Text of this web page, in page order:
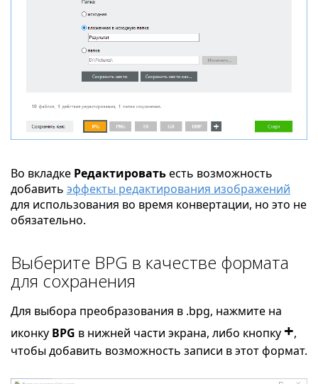
Во вкладке Редактироватьесть возможность
добавить эффекты редактирования изображений
для использования во время конвертации, но это не
обязательно.
Выберите BPG в качестве формата
для сохранения
Для выбора преобразования в .bpg, нажмите на
иконку BPG в нижней части экрана, либо кнопку +,
чтобы добавить возможность записи в этот формат.